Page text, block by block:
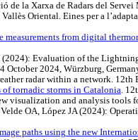
de la Xarxa de Radars del
Oriental. Eines per a
measurements from digital
(2024): Evaluation of the
October 2024, Würzburg,
radar within a network.
tornadic storms in Catalonia.
visualization and analysis tools
OA, López JA (2024):
paths using the new